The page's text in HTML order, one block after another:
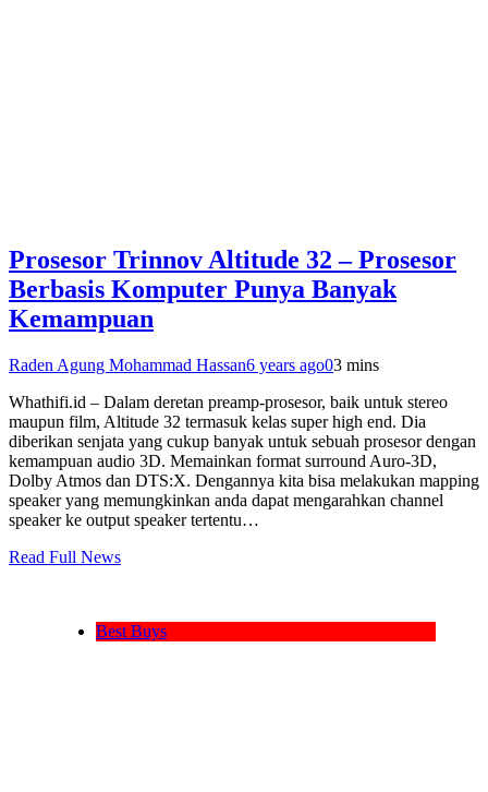
Prosesor Trinnov Altitude 32 – Prosesor
Berbasis Komputer Punya Banyak
Kemampuan
Raden Agung Mohammad Hassan6 years ago03 mins
Whathifi.id – Dalam deretan preamp-prosesor, baik untuk stereo
maupun film, Altitude 32 termasuk kelas super high end. Dia
diberikan senjata yang cukup banyak untuk sebuah prosesor dengan
kemampuan audio 3D. Memainkan format surround Auro-3D,
Dolby Atmos dan DTS:X. Dengannya kita bisa melakukan mapping
speaker yang memungkinkan anda dapat mengarahkan channel
speaker ke output speaker tertentu…
Read Full News
Best Buys